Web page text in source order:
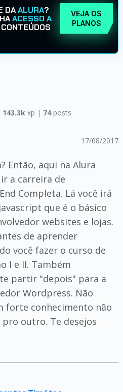
DAALURA?
ACESSO A
VEJA OS
PLANOS
143.3k xp | 74posts
17/08/2017
Então, aqui na Alura
a carreira de
Completa. Lá você irá
que é o básico
websites e lojas.
de aprender
você fazer o curso de
I e II. Também
partir "depois" para a
Wordpress. Não
forte conhecimento não
outro. Te desejos